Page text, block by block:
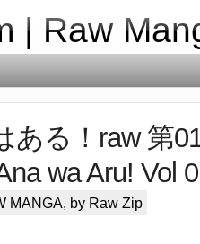
| Raw
ある！raw 第
wa Aru! Vol
MANGA, by Raw Zip